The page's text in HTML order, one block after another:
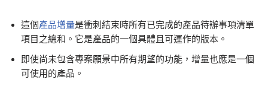
這個產品增量是衝刺結束時所有已完成的產品待辦事項清單
項目之總和。它是產品的一個具體且可運作的版本。
即使尚未包含專案願景中所有期望的功能，增量也應是一個
可使用的產品。